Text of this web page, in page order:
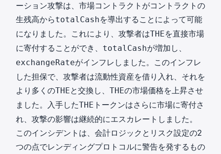
ーション攻撃は、市場コントラクトがコントラクトの
生残高からtotalCashを導出することによって可能
になりました。これにより、攻撃者はTHEを直接市場
に寄付することができ、 totalCashが増加し、
exchangeRateがインフレしました。このインフレ
した担保で、攻撃者は流動性資産を借り入れ、それを
より多くのTHEと交換し、 THEの市場価格を上昇させ
ました。入手したTHE トークンはさらに市場に寄付さ
れ、攻撃の影響は継続的にエスカレートしました。
このインシデントは、会計ロジックとリスク設定の2
つの点でレンディングプロトコルに警告を発するもの